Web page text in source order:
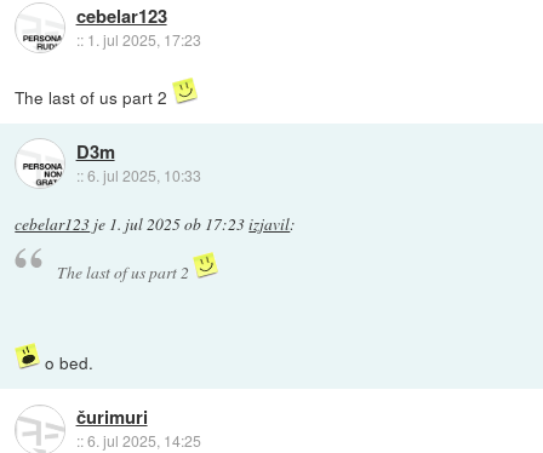
cebelar123
:: 1. jul 2025, 17:23
The last of us part 2
D3m
::6. jul 2025, 10:33
cebelar123 je 1. jul 2025 ob 17:23izjavil:
The last of us part 2
o bed.
čurimuri
::6. jul 2025, 14:25